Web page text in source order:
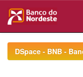
navigationDSpace - BNB -